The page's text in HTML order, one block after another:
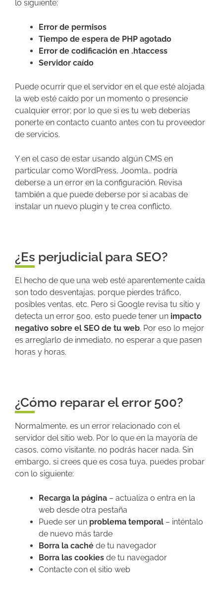
lo siguiente:
Error de permisos
Tiempo de espera de PHP agotado
Error de codificación en .htaccess
Servidor caído
Puede ocurrir que el servidor en el que esté alojada
la web esté caído por un momento o presencie
cualquier error; por lo que si es tu web deberías
ponerte en contacto cuanto antes con tu proveedor
de servicios.
Y en el caso de estar usando algún CMS en
particular como WordPress, Joomla… podría
deberse a un error en la configuración. Revisa
también a que puede deberse por si acabas de
instalar un nuevo plugin y te crea conflicto.
¿Es perjudicial para SEO?
El hecho de que una web esté aparentemente caída
son todo desventajas, porque pierdes tráfico,
posibles ventas, etc. Pero si Google revisa tu sitio y
detecta un error 500, esto puede tener un impacto
negativo sobre el SEO de tu web. Por eso lo mejor
es arreglarlo de inmediato, no esperar a que pasen
horas y horas.
¿Cómo reparar el error 500?
Normalmente, es un error relacionado con el
servidor del sitio web. Por lo que en la mayoría de
casos, como visitante, no podrás hacer nada. Sin
embargo, si crees que es cosa tuya, puedes probar
con lo siguiente:
Recarga la página – actualiza o entra en la
web desde otra pestaña
Puede ser un problema temporal – inténtalo
de nuevo más tarde
Borra la caché de tu navegador
Borra las cookies de tu navegador
Contacte con el sitio web